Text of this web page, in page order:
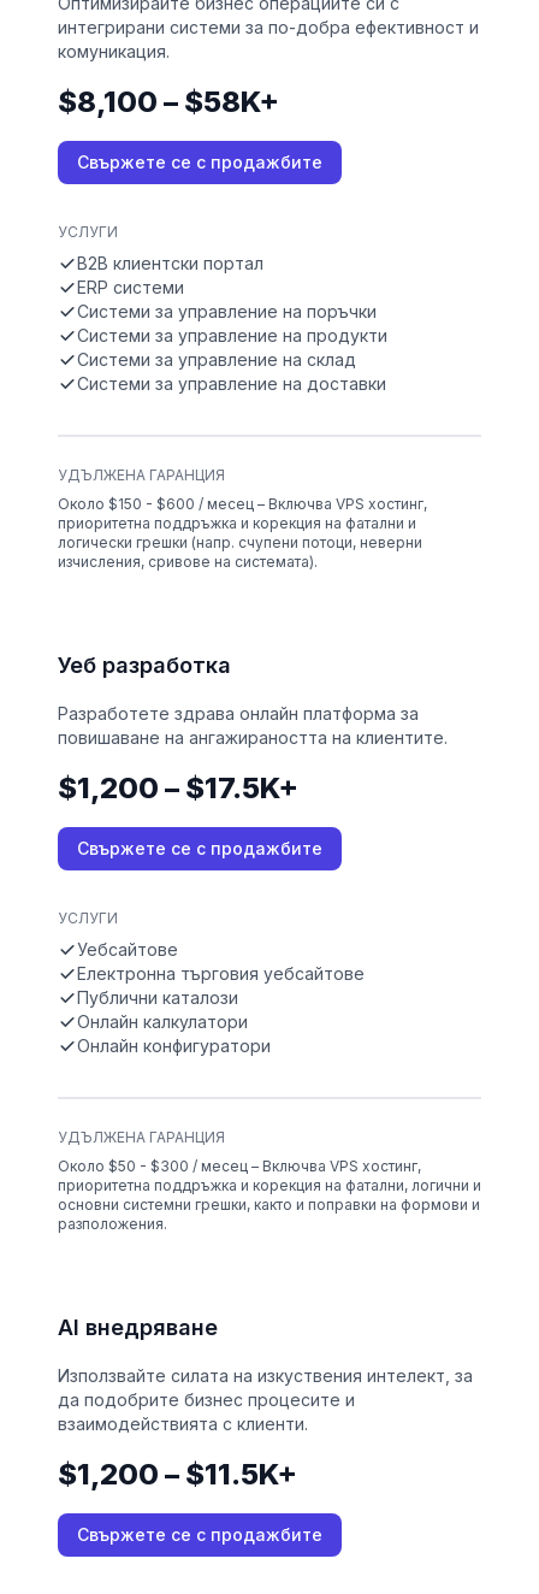
интегрирани системи за по-добра ефективност и
комуникация.
$8,100 – $58K+
Свържете се с продажбите
УСЛУГИ
B2B клиентски портал
ERP системи
Системи за управление на поръчки
Системи за управление на продукти
Системи за управление на склад
Системи за управление на доставки
УДЪЛЖЕНА ГАРАНЦИЯ
Около $150 - $600 / месец – Включва VPS хостинг,
приоритетна поддръжка и корекция на фатални и
логически грешки (напр. счупени потоци, неверни
изчисления, сривове на системата).
Уеб разработка
Разработете здрава онлайн платформа за
повишаване на ангажираността на клиентите.
$1,200 – $17.5K+
Свържете се с продажбите
УСЛУГИ
Уебсайтове
Електронна търговия уебсайтове
Публични каталози
Онлайн калкулатори
Онлайн конфигуратори
УДЪЛЖЕНА ГАРАНЦИЯ
Около $50 - $300 / месец – Включва VPS хостинг,
приоритетна поддръжка и корекция на фатални, логични и
основни системни грешки, както и поправки на формови и
разположения.
AI внедряване
Използвайте силата на изкуствения интелект, за
да подобрите бизнес процесите и
взаимодействията с клиенти.
$1,200 – $11.5K+
Свържете се с продажбите